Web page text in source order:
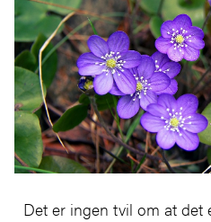
Det er ingen tvil om at det